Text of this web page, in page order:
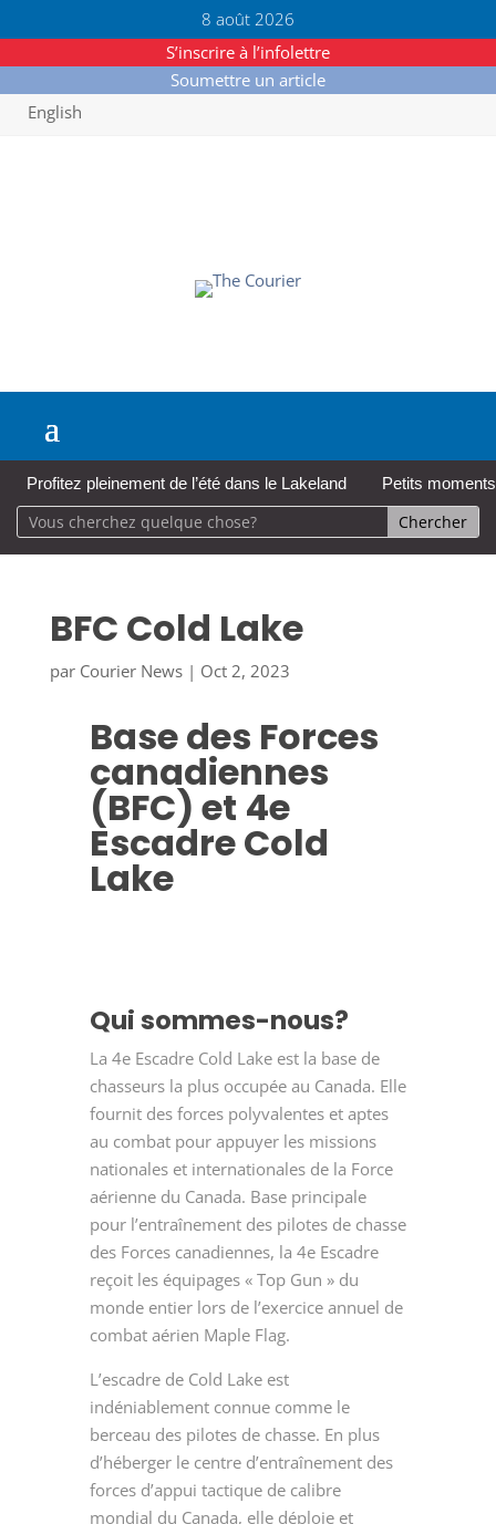
8 août 2026
S’inscrire à l’infolettre
Soumettre un article
English
Profitez pleinement de l’été dans le Lakeland Petits
BFC Cold Lake
par Courier News| Oct 2, 2023
Base des Forces
canadiennes
(BFC) et 4e
Escadre Cold
Lake
Qui sommes-nous?
La 4eEscadre Cold Lake est la base de
chasseurs la plus occupée au Canada. Elle
fournit des forces polyvalentes et aptes
au combat pour appuyer les missions
nationales et internationales de la Force
aérienne du Canada. Base principale
pour l’entraînement des pilotes de chasse
des Forces canadiennes, la 4eEscadre
reçoit les équipages « Top Gun » du
monde entier lors de l’exercice annuel de
combat aérien Maple Flag.
L’escadre de Cold Lake est
indéniablement connue comme le
berceau des pilotes de chasse. En plus
d’héberger le centre d’entraînement des
forces d’appui tactique de calibre
mondial du Canada, elle déploie et